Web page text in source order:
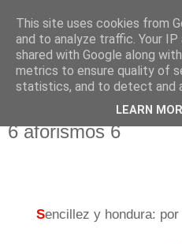
El
Páginas de un escritor rural
viernes, 3 de febrero de
6 aforismos 6
Sencillez y hondura:
This site uses cookies from
and to analyze traffic. Your
shared with Google along
metrics to ensure quality of
statistics, and to detect and
LEARN